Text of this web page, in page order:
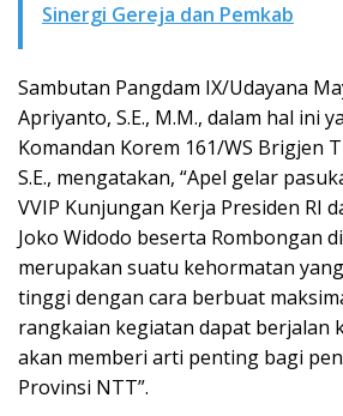
Sinergi Gereja dan Pemkab
Sambutan Pangdam IX/Udayana
Apriyanto, S.E., M.M., dalam hal ini
Komandan Korem 161/WS Brigjen
S.E., mengatakan, “Apel gelar
VVIP Kunjungan Kerja Presiden RI
Joko Widodo beserta Rombongan
merupakan suatu kehormatan
tinggi dengan cara berbuat
rangkaian kegiatan dapat berjalan
akan memberi arti penting bagi
Provinsi NTT”.